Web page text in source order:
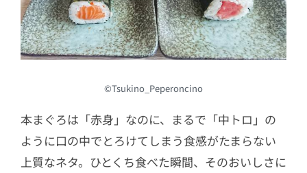
©Tsukino_Peperoncino
本まぐろは「赤身」なのに、まるで「中トロ」の
ように口の中でとろけてしまう食感がたまらない
上質なネタ。ひとくち食べた瞬間、そのおいしさに